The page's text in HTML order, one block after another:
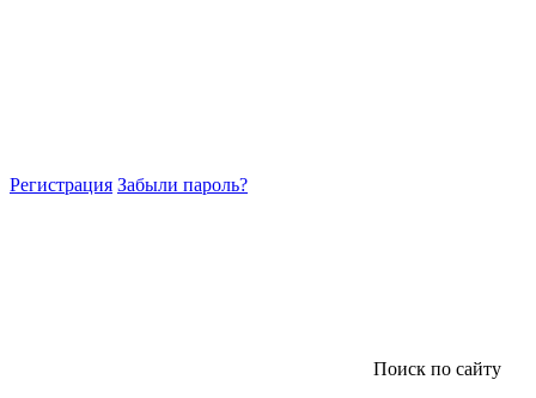
Регистрация Забыли пароль?
Поиск по сайту